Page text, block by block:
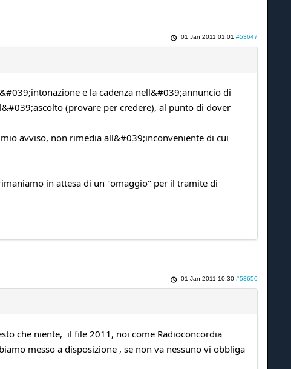
01 Jan 2011 01:01 #53647
e la cadenza nell&#039;annuncio di
(provare per credere), al punto di dover
avviso, non rimedia all&#039;inconveniente di cui
in attesa di un "omaggio" per il tramite di
01 Jan 2011 10:30 #53650
che niente, il file 2011, noi come Radioconcordia
messo a disposizione , se non va nessuno vi obbliga